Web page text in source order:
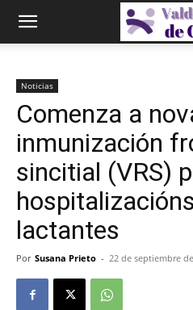
Noticias
Comenza a
inmunización
sincitial (VRS)
lactantes
Por Susana Prieto - 22 de septiembre